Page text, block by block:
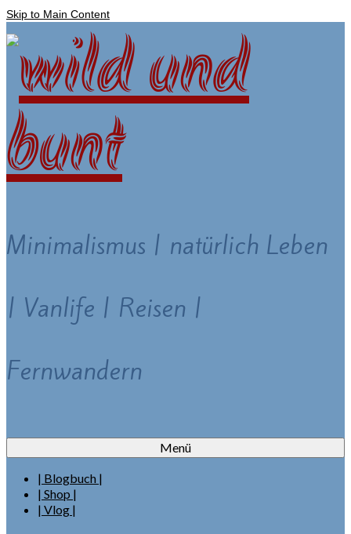
Skip to Main Content
Minimalismus | natürlich Leben
| Vanlife | Reisen |
Fernwandern
Menü
| Blogbuch |
| Shop |
| Vlog |